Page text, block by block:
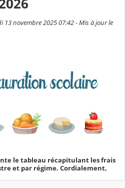
13 novembre 2025 07:42 - Mis à jour le
le tableau récapitulant les frais
et par régime. Cordialement,